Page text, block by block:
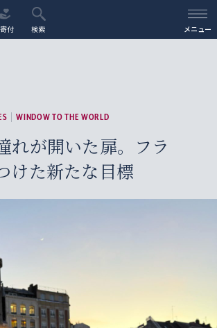
付 検索 メニュー
WINDOW TO THE WORLD
れが開いた扉。フラ
けた新たな目標